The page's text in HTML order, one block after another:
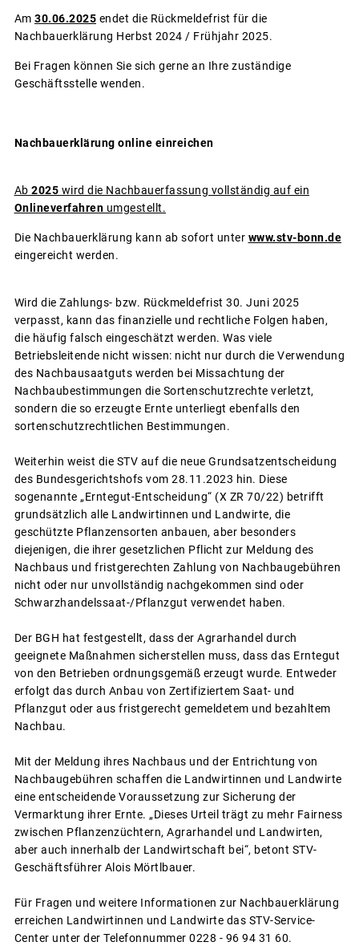
Am 30.06.2025 endet die Rückmeldefrist für die
Nachbauerklärung Herbst 2024 / Frühjahr 2025.
Bei Fragen können Sie sich gerne an Ihre zuständige
Geschäftsstelle wenden.
Nachbauerklärung online einreichen
Ab 2025 wird die Nachbauerfassung vollständig auf ein
Onlineverfahren umgestellt.
Die Nachbauerklärung kann ab sofort unter www.stv-bonn.de
eingereicht werden.
Wird die Zahlungs- bzw. Rückmeldefrist 30. Juni 2025
verpasst, kann das finanzielle und rechtliche Folgen haben,
die häufig falsch eingeschätzt werden. Was viele
Betriebsleitende nicht wissen: nicht nur durch die Verwendung
des Nachbausaatguts werden bei Missachtung der
Nachbaubestimmungen die Sortenschutzrechte verletzt,
sondern die so erzeugte Ernte unterliegt ebenfalls den
sortenschutzrechtlichen Bestimmungen.
Weiterhin weist die STV auf die neue Grundsatzentscheidung
des Bundesgerichtshofs vom 28.11.2023 hin. Diese
sogenannte „Erntegut-Entscheidung“ (X ZR 70/22) betrifft
grundsätzlich alle Landwirtinnen und Landwirte, die
geschützte Pflanzensorten anbauen, aber besonders
diejenigen, die ihrer gesetzlichen Pflicht zur Meldung des
Nachbaus und fristgerechten Zahlung von Nachbaugebühren
nicht oder nur unvollständig nachgekommen sind oder
Schwarzhandelssaat-/Pflanzgut verwendet haben.
Der BGH hat festgestellt, dass der Agrarhandel durch
geeignete Maßnahmen sicherstellen muss, dass das Erntegut
von den Betrieben ordnungsgemäß erzeugt wurde. Entweder
erfolgt das durch Anbau von Zertifiziertem Saat- und
Pflanzgut oder aus fristgerecht gemeldetem und bezahltem
Nachbau.
Mit der Meldung ihres Nachbaus und der Entrichtung von
Nachbaugebühren schaffen die Landwirtinnen und Landwirte
eine entscheidende Voraussetzung zur Sicherung der
Vermarktung ihrer Ernte. „Dieses Urteil trägt zu mehr Fairness
zwischen Pflanzenzüchtern, Agrarhandel und Landwirten,
aber auch innerhalb der Landwirtschaft bei“, betont STV-
Geschäftsführer Alois Mörtlbauer.
Für Fragen und weitere Informationen zur Nachbauerklärung
erreichen Landwirtinnen und Landwirte das STV-Service-
Center unter der Telefonnummer 0228 - 96 94 31 60.